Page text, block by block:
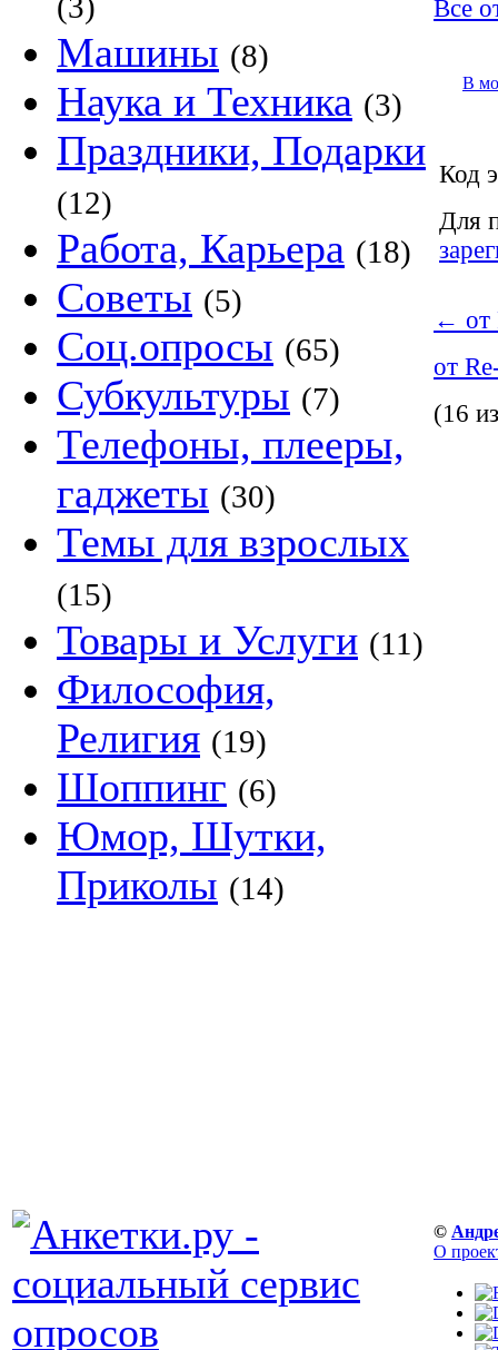
Машины (8)
Наука и Техника (3)
Праздники, Подарки
(12)
Работа, Карьера (18)
Советы (5)
Соц.опросы (65)
Субкультуры (7)
Телефоны, плееры,
гаджеты (30)
Темы для взрослых
(15)
Товары и Услуги (11)
Философия,
Религия (19)
Шоппинг (6)
Юмор, Шутки,
Приколы (14)
Все
В
Код
Для
← от
от
(16
©
О